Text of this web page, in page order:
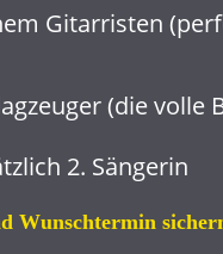
Gitarristen
(die volle
2. Sängerin
Wunschtermin